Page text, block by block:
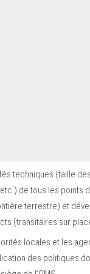
techniques (taille
de tous les points
terrestre) et
(transitaires sur
locales et les
des politiques